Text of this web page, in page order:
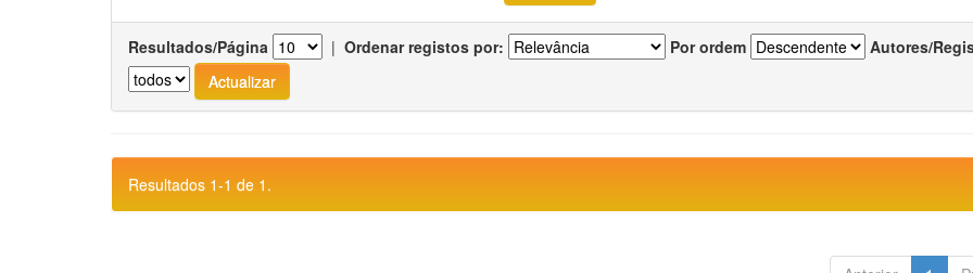
Resultados/Página | Ordenar registos por: Por ordem Autores/
Resultados 1-1 de 1.